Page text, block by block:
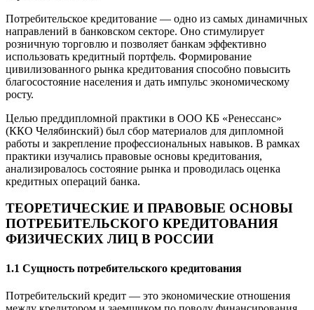
Потребительское кредитование — одно из самых динамичных
направлений в банковском секторе. Оно стимулирует
розничную торговлю и позволяет банкам эффективно
использовать кредитный портфель. Формирование
цивилизованного рынка кредитования способно повысить
благосостояние населения и дать импульс экономическому
росту.
Целью преддипломной практики в ООО КБ «Ренессанс»
(ККО Челябинский) был сбор материалов для дипломной
работы и закрепление профессиональных навыков. В рамках
практики изучались правовые основы кредитования,
анализировалось состояние рынка и проводилась оценка
кредитных операций банка.
ТЕОРЕТИЧЕСКИЕ И ПРАВОВЫЕ ОСНОВЫ
ПОТРЕБИТЕЛЬСКОГО КРЕДИТОВАНИЯ
ФИЗИЧЕСКИХ ЛИЦ В РОССИИ
1.1 Сущность потребительского кредитования
Потребительский кредит — это экономические отношения